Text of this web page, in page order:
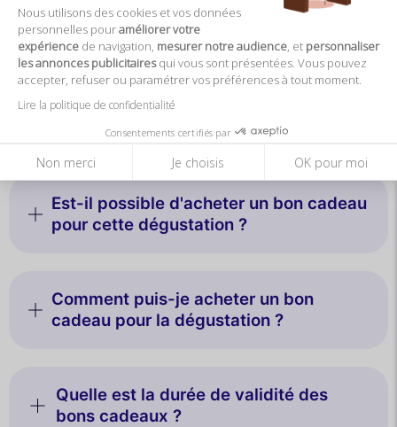
Nous utilisons des cookies et vos données
personnelles pouraméliorer votre
expérience de navigation, mesurer notre audience , et personnaliser
les annonces publicitairesqui vous sont présentées. Vous pouvez
accepter, refuser ou paramétrer vos préférences à tout moment.
Lire la politique de confidentialité
Consentements certifiés par
Non merci Je choisis OK pour moi
Quel est le prestataire de cette
dégustation de fromages à Paris ?
Où se trouve le lieu de la
Dégustation ?
Est-il possible d'acheter un bon cadeau
pour cette dégustation ?
Comment puis-je acheter un bon
cadeau pour la dégustation ?
Quelle est la durée de validité des
bons cadeaux ?